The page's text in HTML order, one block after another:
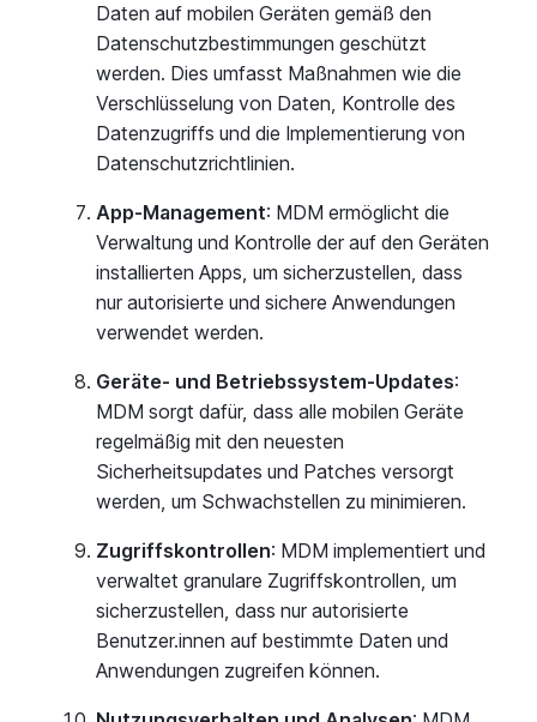
Daten auf mobilen Geräten gemäß den
Datenschutzbestimmungen geschützt
werden. Dies umfasst Maßnahmen wie die
Verschlüsselung von Daten, Kontrolle des
Datenzugriffs und die Implementierung von
Datenschutzrichtlinien.
App-Management: MDM ermöglicht die
Verwaltung und Kontrolle der auf den Geräten
installierten Apps, um sicherzustellen, dass
nur autorisierte und sichere Anwendungen
verwendet werden.
Geräte- und Betriebssystem-Updates:
MDM sorgt dafür, dass alle mobilen Geräte
regelmäßig mit den neuesten
Sicherheitsupdates und Patches versorgt
werden, um Schwachstellen zu minimieren.
Zugriffskontrollen: MDM implementiert und
verwaltet granulare Zugriffskontrollen, um
sicherzustellen, dass nur autorisierte
Benutzer.innen auf bestimmte Daten und
Anwendungen zugreifen können.